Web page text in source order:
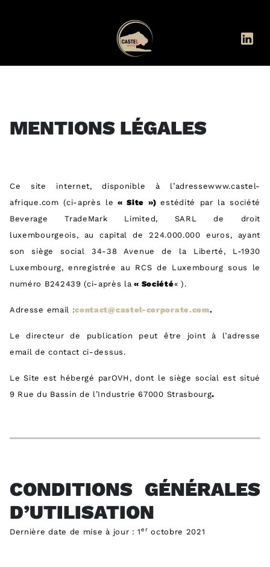
MENTIONS LÉGALES
Ce site internet, disponible à l’adressewww.castel-
afrique.com (ci-après le « Site »)estédité par la société
Beverage TradeMark Limited, SARL de droit
luxembourgeois, au capital de 224.000.000 euros, ayant
son siège social 34-38 Avenue de la Liberté, L-1930
Luxembourg, enregistrée au RCS de Luxembourg sous le
numéro B242439 (ci-après la « Société« ).
Adresse email :contact@castel-corporate.com.
Le directeur de publication peut être joint à l’adresse
email de contact ci-dessus.
Le Site est hébergé parOVH, dont le siège social est situé
9 Rue du Bassin de l’Industrie 67000 Strasbourg.
CONDITIONS GÉNÉRALES
D’UTILISATION
Dernière date de mise à jour : 1er octobre 2021